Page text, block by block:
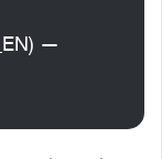
— AlNassr FC (@AlNassrFC_EN)